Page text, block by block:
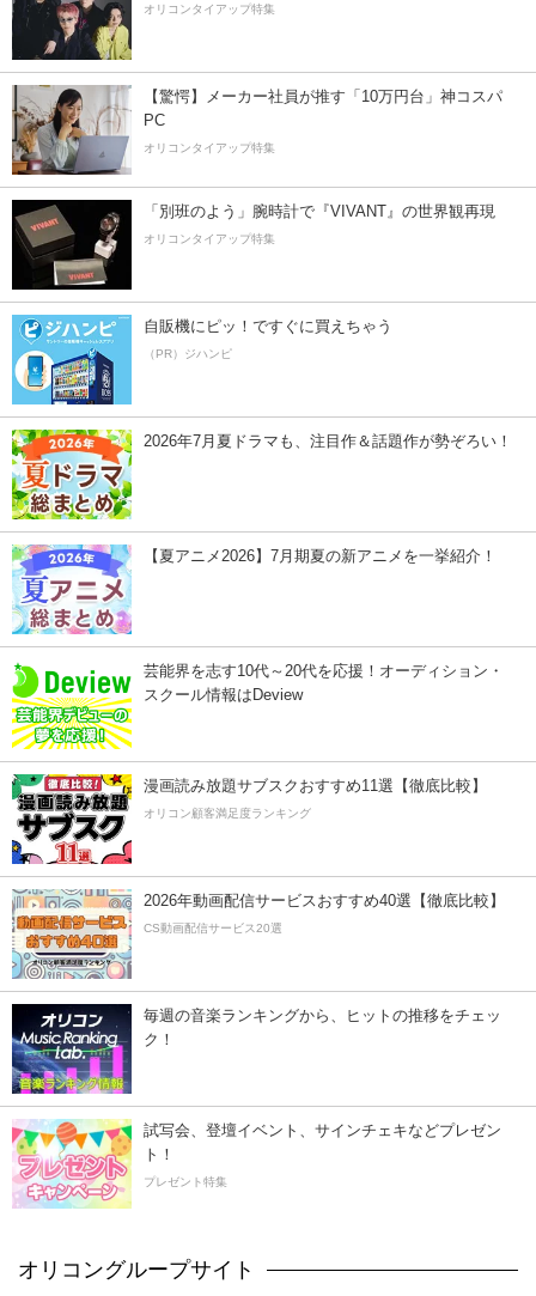
オリコンタイアップ特集
【驚愕】メーカー社員が推す「10万円台」神コスパ
PC
オリコンタイアップ特集
「別班のよう」腕時計で『VIVANT』の世界観再現
オリコンタイアップ特集
自販機にピッ！ですぐに買えちゃう
（PR）ジハンピ
2026年7月夏ドラマも、注目作＆話題作が勢ぞろい！
【夏アニメ2026】7月期夏の新アニメを一挙紹介！
芸能界を志す10代～20代を応援！オーディション・
スクール情報はDeview
漫画読み放題サブスクおすすめ11選【徹底比較】
オリコン顧客満足度ランキング
2026年動画配信サービスおすすめ40選【徹底比較】
CS動画配信サービス20選
毎週の音楽ランキングから、ヒットの推移をチェッ
ク！
試写会、登壇イベント、サインチェキなどプレゼン
ト！
プレゼント特集
オリコングループサイト